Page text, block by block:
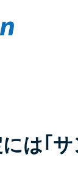
は｢